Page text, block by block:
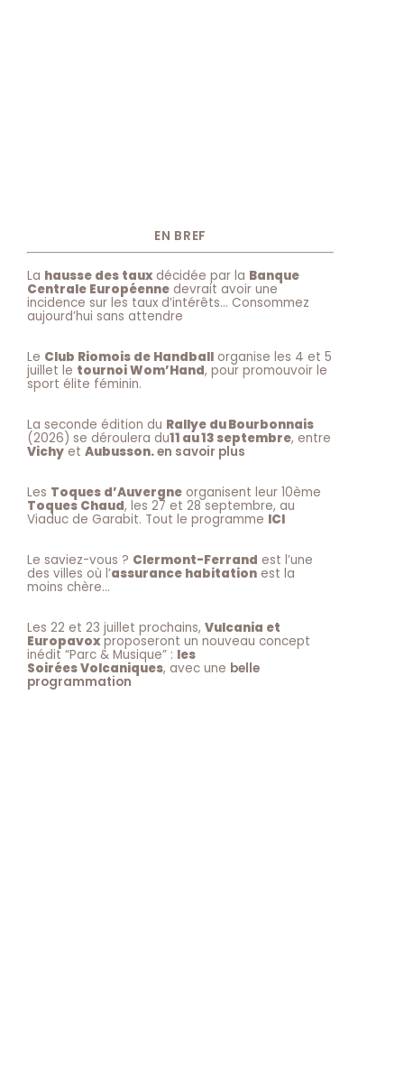
EN BREF
La hausse des taux décidée par la Banque
Centrale Européenne devrait avoir une
incidence sur les taux d’intérêts… Consommez
aujourd’hui sans attendre
Le Club Riomois de Handball organise les 4 et 5
juillet le tournoi Wom’Hand, pour promouvoir le
sport élite féminin.
La seconde édition du Rallye du Bourbonnais
(2026) se déroulera du11 au 13 septembre, entre
Vichy et Aubusson.en savoir plus
Les Toques d’Auvergne organisent leur 10ème
Toques Chaud, les 27 et 28 septembre, au
Viaduc de Garabit. Tout le programme ICI
Le saviez-vous ? Clermont-Ferrand est l’une
des villes où l’assurance habitation est la
moins chère…
Les 22 et 23 juillet prochains, Vulcania et
Europavoxproposeront un nouveau concept
inédit “Parc & Musique” : les
Soirées Volcaniques, avec une belle
programmation